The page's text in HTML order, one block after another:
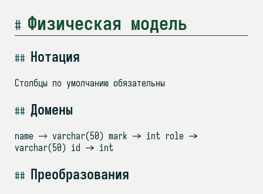
Физическая модель
Нотация
Столбцы по умолчанию обязательны
Домены
name → varchar(50) mark -> int role ->
varchar(50) id -> int
Преобразования